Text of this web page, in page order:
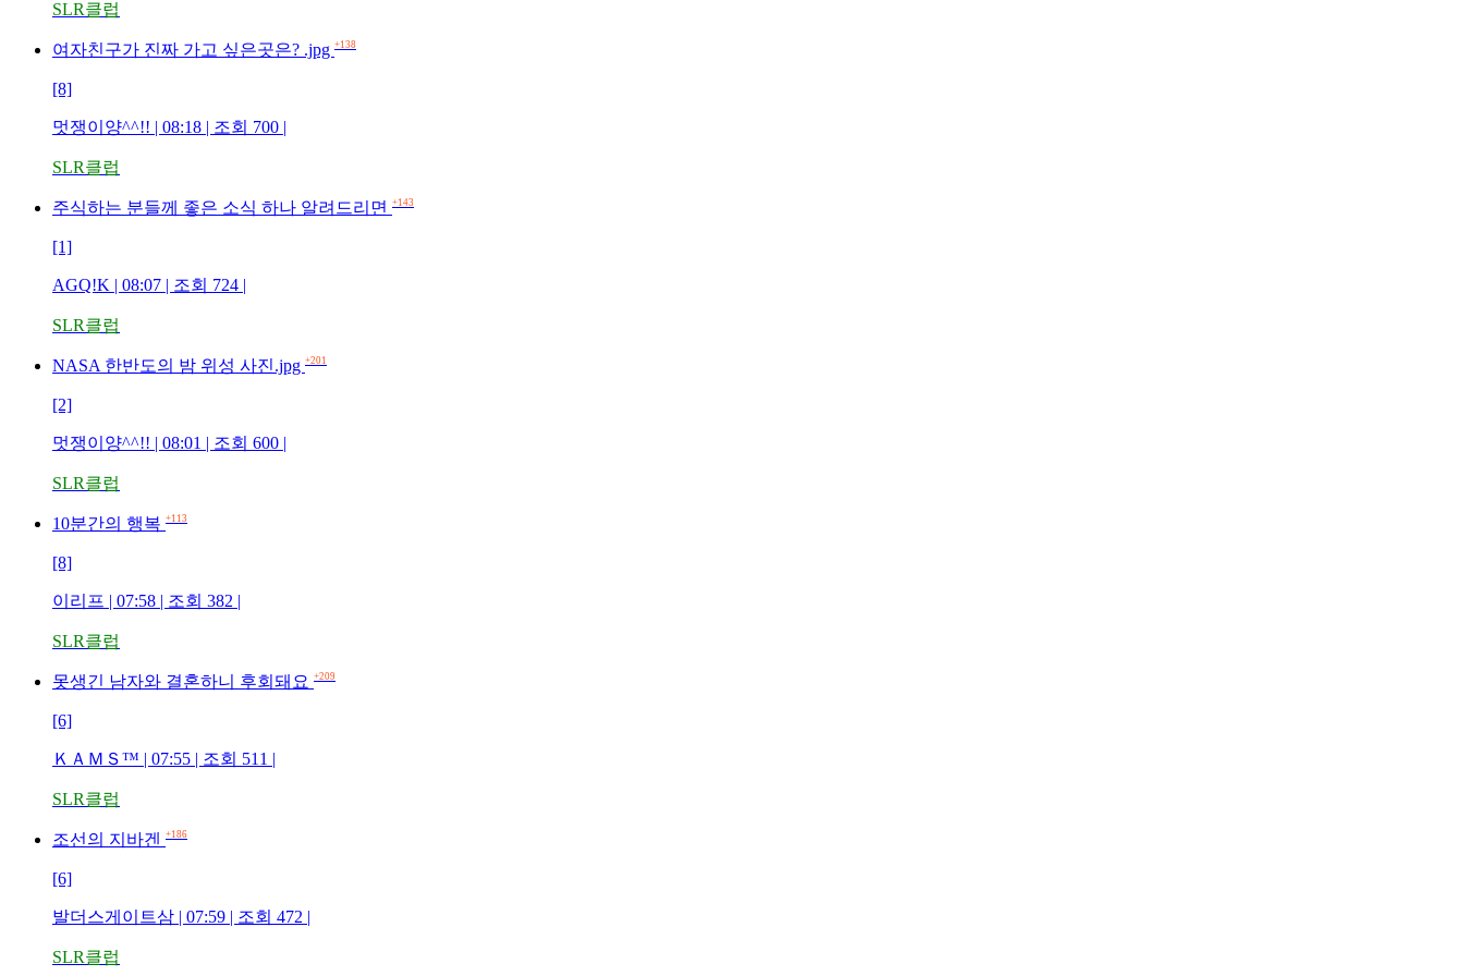
SLR클럽
여자친구가 진짜 가고 싶은곳은? .jpg +138
[8]
멋쟁이양^^!! | 08:18 | 조회 700 |
SLR클럽
주식하는 분들께 좋은 소식 하나 알려드리면 +143
[1]
AGQ!K | 08:07 | 조회 724 |
SLR클럽
NASA 한반도의 밤 위성 사진.jpg +201
[2]
멋쟁이양^^!! | 08:01 | 조회 600 |
SLR클럽
10분간의 행복 +113
[8]
이리프 | 07:58 | 조회 382 |
SLR클럽
못생긴 남자와 결혼하니 후회돼요 +209
[6]
ＫＡＭＳ™ | 07:55 | 조회 511 |
SLR클럽
조선의 지바겐 +186
[6]
발더스게이트삼 | 07:59 | 조회 472 |
SLR클럽